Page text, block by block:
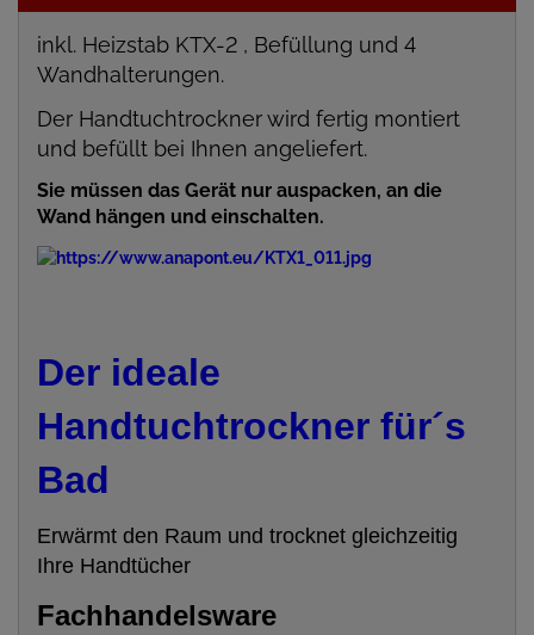
inkl. Heizstab KTX-2 , Befüllung und 4
Wandhalterungen.
Der Handtuchtrockner wird fertig montiert
und befüllt bei Ihnen angeliefert.
Sie müssen das Gerät nur auspacken, an die
Wand hängen und einschalten.
Der ideale
Handtuchtrockner für´s
Bad
Erwärmt den Raum und trocknet gleichzeitig
Ihre Handtücher
Fachhandelsware